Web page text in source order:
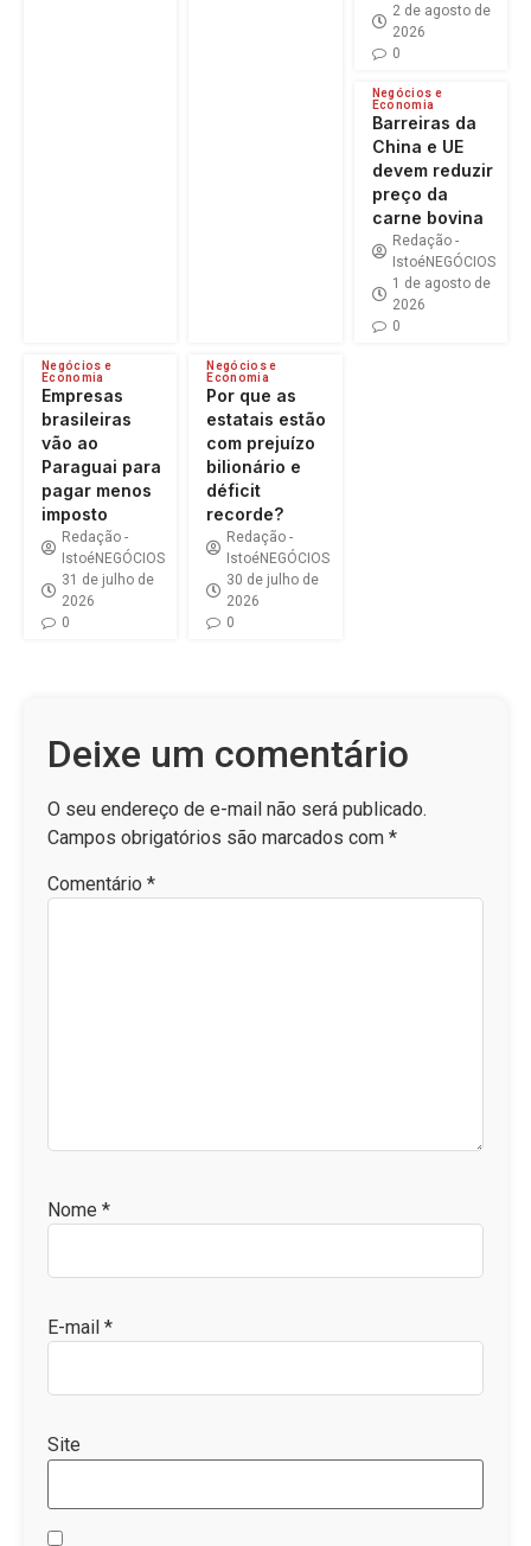
2 de agosto de
2026
0
Negócios e
Economia
Barreiras da
China e UE
devem reduzir
preço da
carne bovina
Redação -
IstoéNEGÓCIOS
1 de agosto de
2026
0
Negócios e
Economia
Empresas
brasileiras
vão ao
Paraguai para
pagar menos
imposto
Redação -
IstoéNEGÓCIOS
31 de julho de
2026
0
Negócios e
Economia
Por que as
estatais estão
com prejuízo
bilionário e
déficit
recorde?
Redação -
IstoéNEGÓCIOS
30 de julho de
2026
0
Deixe um comentário
O seu endereço de e-mail não será publicado.
Campos obrigatórios são marcados com *
Comentário *
Nome *
E-mail *
Site